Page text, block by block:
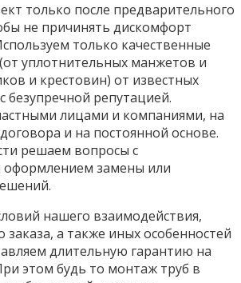
только после предварительного
не причинять дискомфорт
только качественные
уплотнительных манжетов и
и крестовин) от известных
безупречной репутацией.
лицами и компаниями, на
и на постоянной основе.
решаем вопросы с
замены или
нашего взаимодействия,
заказа, а также иных особенностей
длительную гарантию на
этом будь то монтаж труб в